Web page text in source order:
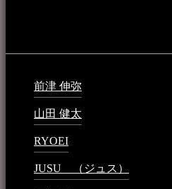
前津 伸弥
山田 健太
RYOEI
JUSU （ジュス）